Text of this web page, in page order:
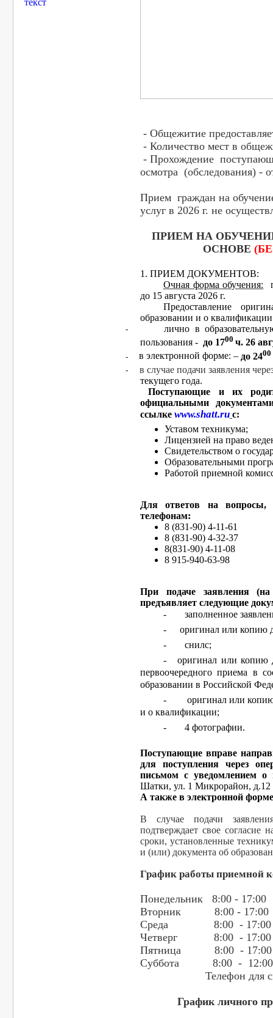
- Общежитие
- Количество мест в
- Прохождение
осмотра (обследования) -
Прием граждан на
услуг в 2026 г. не
ПРИЕМ НА
ОСНОВЕ
1. ПРИЕМ ДОКУМЕНТОВ:
Очная форма обучения:
до 15 августа 2026 г.
Предоставление
образовании и о
-
лично в
пользования - до 1700 ч. 26
- в электронной форме: – до 2400
-
в случае подачи заявления
текущего года.
Поступающие и их
официальными
ссылке www.shatt.ru с:
Уставом техникума;
Лицензией на право
Свидетельством о
Образовательными
Работой приемной
Для ответов на вопросы,
телефонам:
8 (831-90) 4-11-61
8 (831-90) 4-32-37
8(831-90) 4-11-08
8 915-940-63-98
При подаче заявления
предъявляет следующие
-
заполненное
-
оригинал или копию
-
снилс;
-оригинал или копию
первоочередного приема в
образовании в Российской
-
оригинал или
и о квалификации;
-
4 фотографии.
Поступающие вправе
для поступления через
письмом с уведомлением
Шатки, ул. 1 Микрорайон,
А также в электронной
В случае подачи
подтверждает свое
сроки, установленные
и (или) документа об
График работы приемной
Понедельник 8:00 - 17:00
Вторник 8:00 - 17:00
Среда 8:00 - 17:00
Четверг 8:00 - 17:00
Пятница 8:00 - 17:00
Суббота 8:00 - 12:00
Телефон для
График личного